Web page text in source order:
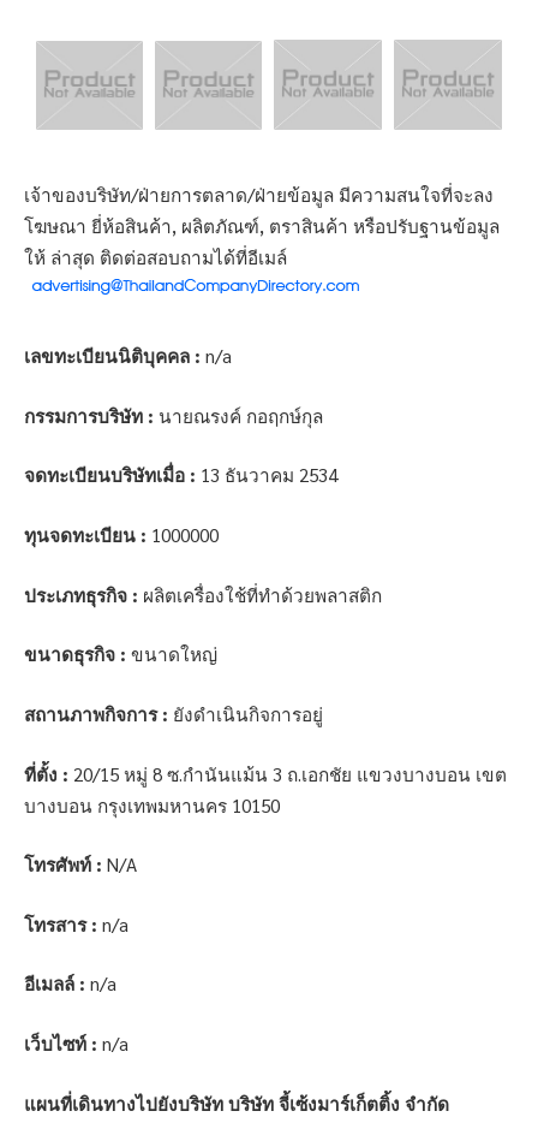
เจ้าของบริษัท/ฝ่ายการตลาด/ฝ่ายข้อมูล มีความสนใจที่จะลง
โฆษณา ยี่ห้อสินค้า, ผลิตภัณฑ์, ตราสินค้า หรือปรับฐานข้อมูล
ให้ ล่าสุด ติดต่อสอบถามได้ที่อีเมล์
เลขทะเบียนนิติบุคคล : n/a
กรรมการบริษัท : นายณรงค์ กอฤกษ์กุล
จดทะเบียนบริษัทเมื่อ : 13 ธันวาคม 2534
ทุนจดทะเบียน : 1000000
ประเภทธุรกิจ : ผลิตเครื่องใช้ที่ทำด้วยพลาสติก
ขนาดธุรกิจ : ขนาดใหญ่
สถานภาพกิจการ : ยังดำเนินกิจการอยู่
ที่ตั้ง : 20/15 หมู่ 8 ซ.กำนันแม้น 3 ถ.เอกชัย แขวงบางบอน เขต
บางบอน กรุงเทพมหานคร 10150
โทรศัพท์ : N/A
โทรสาร : n/a
อีเมลล์ : n/a
เว็บไซท์ : n/a
แผนที่เดินทางไปยังบริษัท บริษัท จี้เซ้งมาร์เก็ตติ้ง จำกัด